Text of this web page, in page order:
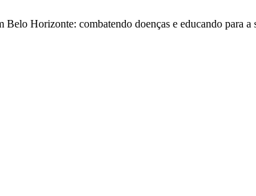
Horizonte: combatendo doenças e educando para a